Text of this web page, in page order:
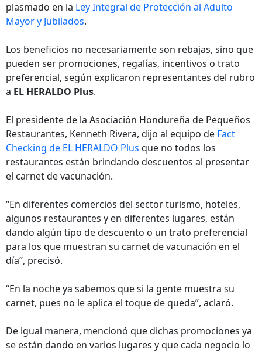
plasmado en la Ley Integral de Protección al Adulto
Mayor y Jubilados.
Los beneficios no necesariamente son rebajas, sino que
pueden ser promociones, regalías, incentivos o trato
preferencial, según explicaron representantes del rubro
a EL HERALDO Plus.
El presidente de la Asociación Hondureña de Pequeños
Restaurantes, Kenneth Rivera, dijo al equipo de Fact
Checking de EL HERALDO Plus que no todos los
restaurantes están brindando descuentos al presentar
el carnet de vacunación.
“En diferentes comercios del sector turismo, hoteles,
algunos restaurantes y en diferentes lugares, están
dando algún tipo de descuento o un trato preferencial
para los que muestran su carnet de vacunación en el
día”, precisó.
“En la noche ya sabemos que si la gente muestra su
carnet, pues no le aplica el toque de queda”, aclaró.
De igual manera, mencionó que dichas promociones ya
se están dando en varios lugares y que cada negocio lo